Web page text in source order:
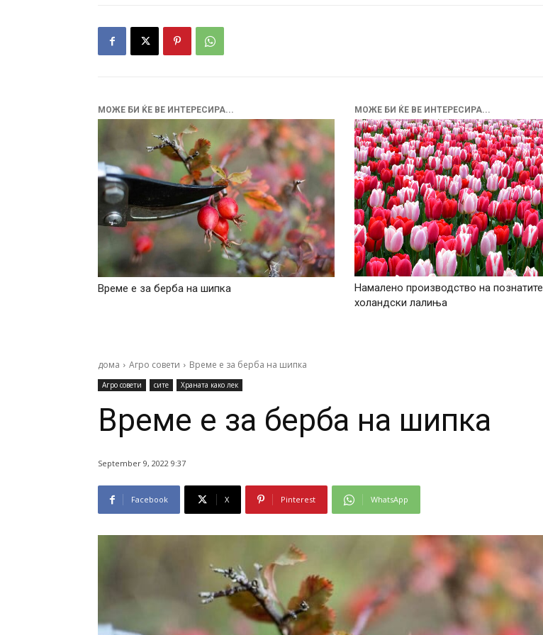
МОЖЕ БИ ЌЕ ВЕ ИНТЕРЕСИРА...
Време е за берба на шипка
МОЖЕ БИ ЌЕ ВЕ ИНТЕРЕСИРА...
Намалено производство на познатите
холандски лалиња